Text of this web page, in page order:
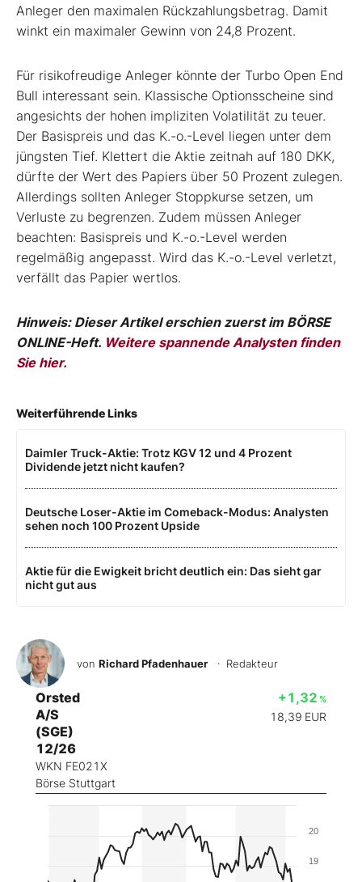
Anleger den maximalen Rückzahlungsbetrag. Damit
winkt ein maximaler Gewinn von 24,8 Prozent.
Für risikofreudige Anleger könnte der Turbo Open End
Bull interessant sein. Klassische Optionsscheine sind
angesichts der hohen impliziten Volatilität zu teuer.
Der Basispreis und das K.-o.-Level liegen unter dem
jüngsten Tief. Klettert die Aktie zeitnah auf 180 DKK,
dürfte der Wert des Papiers über 50 Prozent zulegen.
Allerdings sollten Anleger Stoppkurse setzen, um
Verluste zu begrenzen. Zudem müssen Anleger
beachten: Basispreis und K.-o.-Level werden
regelmäßig angepasst. Wird das K.-o.-Level verletzt,
verfällt das Papier wertlos.
Hinweis: Dieser Artikel erschien zuerst im BÖRSE
ONLINE-Heft. Weitere spannende Analysten finden
Sie hier.
Weiterführende Links
Daimler Truck-Aktie: Trotz KGV 12 und 4 Prozent
Dividende jetzt nicht kaufen?
Deutsche Loser-Aktie im Comeback-Modus: Analysten
sehen noch 100 Prozent Upside
Aktie für die Ewigkeit bricht deutlich ein: Das sieht gar
nicht gut aus
von Richard Pfadenhauer · Redakteur
Orsted
A/S
(SGE)
12/26
WKN FE021X
Börse Stuttgart
+1,32 %
18,39 EUR
19
20